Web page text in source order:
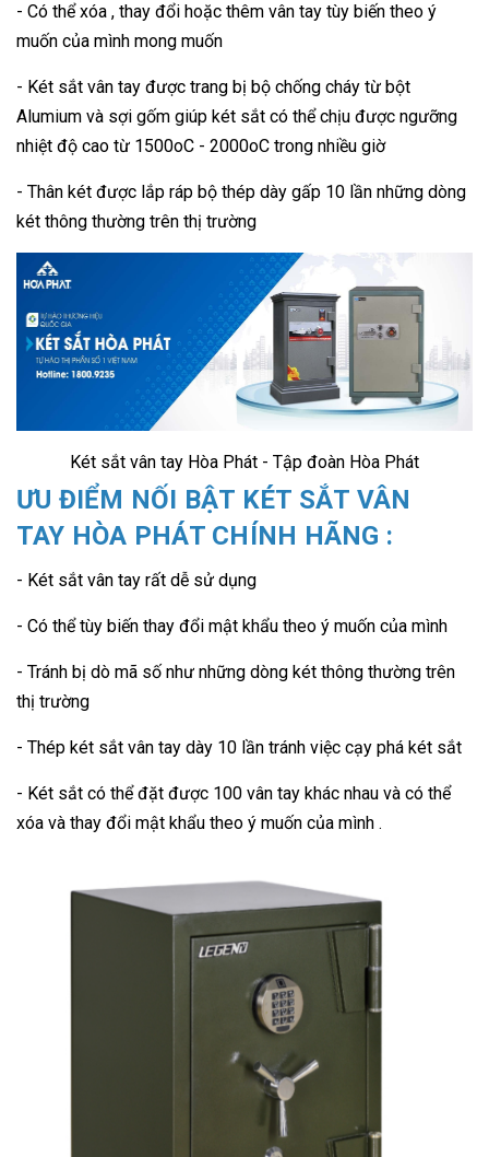
- Có thể xóa , thay đổi hoặc thêm vân tay tùy biến theo ý
muốn của mình mong muốn
- Két sắt vân tay được trang bị bộ chống cháy từ bột
Alumium và sợi gốm giúp két sắt có thể chịu được ngưỡng
nhiệt độ cao từ 1500oC - 2000oC trong nhiều giờ
- Thân két được lắp ráp bộ thép dày gấp 10 lần những dòng
két thông thường trên thị trường
Két sắt vân tay Hòa Phát - Tập đoàn Hòa Phát
ƯU ĐIỂM NỐI BẬT KÉT SẮT VÂN
TAY HÒA PHÁT CHÍNH HÃNG :
- Két sắt vân tay rất dễ sử dụng
- Có thể tùy biến thay đổi mật khẩu theo ý muốn của mình
- Tránh bị dò mã số như những dòng két thông thường trên
thị trường
- Thép két sắt vân tay dày 10 lần tránh việc cạy phá két sắt
- Két sắt có thể đặt được 100 vân tay khác nhau và có thể
xóa và thay đổi mật khẩu theo ý muốn của mình .